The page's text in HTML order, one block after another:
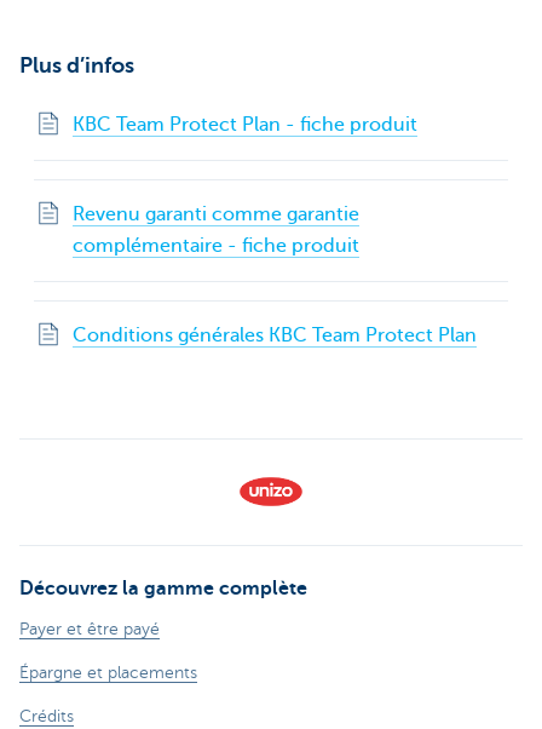
Plus d’infos
KBC Team Protect Plan - fiche produit
Revenu garanti comme garantie
complémentaire - fiche produit
Conditions générales KBC Team Protect Plan
Découvrez la gamme complète
Payer et être payé
Épargne et placements
Crédits